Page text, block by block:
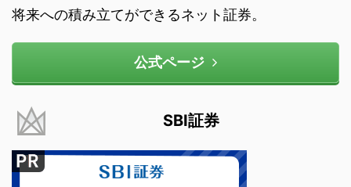
将来への積み立てができるネット証券。
公式ページ
SBI証券